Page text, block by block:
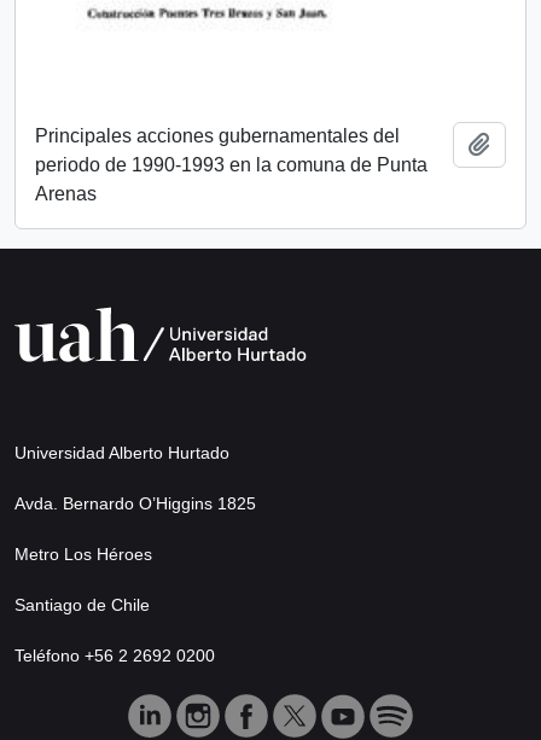
Principales acciones gubernamentales del
periodo de 1990-1993 en la comuna de Punta
Arenas
Universidad Alberto Hurtado
Avda. Bernardo O’Higgins 1825
Metro Los Héroes
Santiago de Chile
Teléfono +56 2 2692 0200